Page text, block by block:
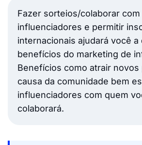
Fazer sorteios/colaborar com
influenciadores e permitir
internacionais ajudará você a
benefícios do marketing de
Benefícios como atrair
causa da comunidade bem
influenciadores com quem
colaborará.